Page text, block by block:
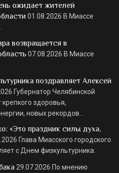
ожидает жителей
01.08.2026 В Миассе
возвращается в
07.08.2026 В Миассе
поздравляет Алексей
Губернатор Челябинской
здоровья,
новых рекордов…
«Это праздник силы духа,
Глава Миасского городского
с Днем физкультурника.
29.07.2026 По мнению